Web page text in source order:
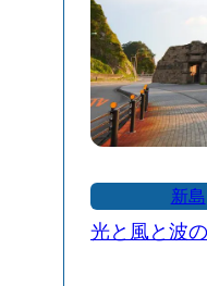
🎎 例大祭と
毎年12月8日
楽」と「獅
特に「獅子
木遣りの歌
ています。こ
「子獅子」の
りを楽しむこ
クティビテ
🏖️ 設備とサ
船客待合所
あり、屋外
機、売店など
過ごすことが
夏季の安全対
新島
光と風と波